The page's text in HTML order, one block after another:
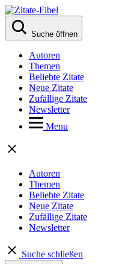
Suche öffnen
Autoren
Themen
Beliebte Zitate
Neue Zitate
Zufällige Zitate
Newsletter
Menu
Autoren
Themen
Beliebte Zitate
Neue Zitate
Zufällige Zitate
Newsletter
Suche schließen